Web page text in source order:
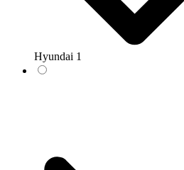
Hyundai 1